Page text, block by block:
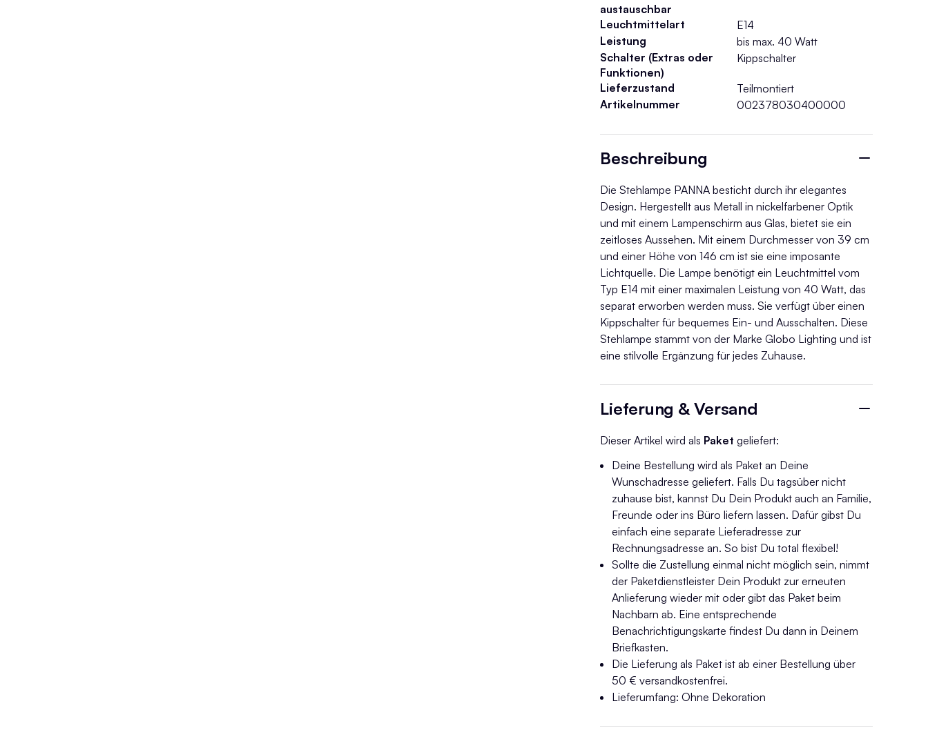
austauschbar
Leuchtmittelart
E14
Leistung
bis max. 40 Watt
Schalter (Extras oder
Funktionen)
Kippschalter
Lieferzustand
Teilmontiert
Artikelnummer
002378030400000
Beschreibung
Die Stehlampe PANNA besticht durch ihr elegantes
Design. Hergestellt aus Metall in nickelfarbener Optik
und mit einem Lampenschirm aus Glas, bietet sie ein
zeitloses Aussehen. Mit einem Durchmesser von 39 cm
und einer Höhe von 146 cm ist sie eine imposante
Lichtquelle. Die Lampe benötigt ein Leuchtmittel vom
Typ E14 mit einer maximalen Leistung von 40 Watt, das
separat erworben werden muss. Sie verfügt über einen
Kippschalter für bequemes Ein- und Ausschalten. Diese
Stehlampe stammt von der Marke Globo Lighting und ist
eine stilvolle Ergänzung für jedes Zuhause.
Lieferung & Versand
Dieser Artikel wird als Paket geliefert:
Deine Bestellung wird als Paket an Deine
Wunschadresse geliefert. Falls Du tagsüber nicht
zuhause bist, kannst Du Dein Produkt auch an Familie,
Freunde oder ins Büro liefern lassen. Dafür gibst Du
einfach eine separate Lieferadresse zur
Rechnungsadresse an. So bist Du total flexibel!
Sollte die Zustellung einmal nicht möglich sein, nimmt
der Paketdienstleister Dein Produkt zur erneuten
Anlieferung wieder mit oder gibt das Paket beim
Nachbarn ab. Eine entsprechende
Benachrichtigungskarte findest Du dann in Deinem
Briefkasten.
Die Lieferung als Paket ist ab einer Bestellung über
50 € versandkostenfrei.
Lieferumfang: Ohne Dekoration